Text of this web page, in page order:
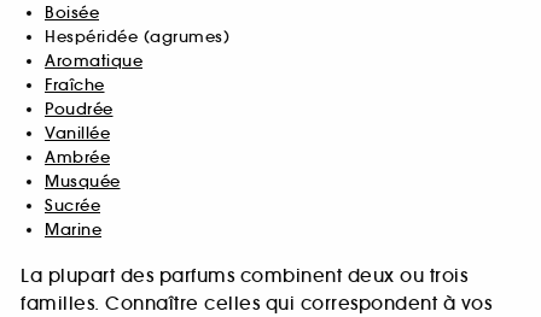
Boisée
Hespéridée (agrumes)
Aromatique
Fraîche
Poudrée
Vanillée
Ambrée
Musquée
Sucrée
Marine
La plupart des parfums combinent deux ou trois
familles. Connaître celles qui correspondent à vos